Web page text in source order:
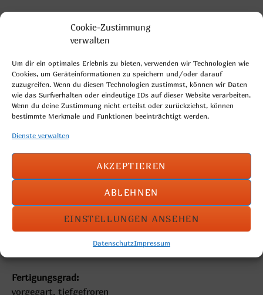
Cookie-Zustimmung
verwalten
Um dir ein optimales Erlebnis zu bieten, verwenden wir Technologien wie
Cookies, um Geräteinformationen zu speichern und/oder darauf
zuzugreifen. Wenn du diesen Technologien zustimmst, können wir Daten
wie das Surfverhalten oder eindeutige IDs auf dieser Website verarbeiten.
Wenn du deine Zustimmung nicht erteilst oder zurückziehst, können
bestimmte Merkmale und Funktionen beeinträchtigt werden.
Dienste verwalten
AKZEPTIEREN
ABLEHNEN
EINSTELLUNGEN ANSEHEN
DatenschutzImpressum
gefaltetes Plundergebäck mit Puddingtopping
Gewicht: 110g
Kartoninhalt: 40 Stück
Fertigungsgrad:
vorgegart, tiefgefroren